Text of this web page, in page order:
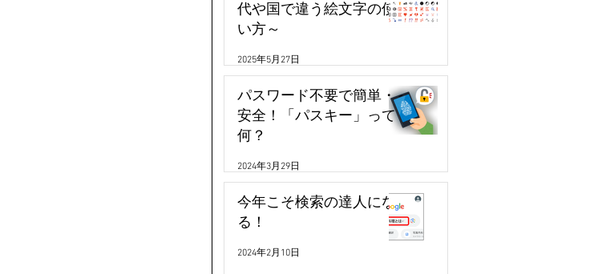
代や国で違う絵文字の使
い方～
2025年5月27日
パスワード不要で簡単・
安全！「パスキー」って
何？
2024年3月29日
今年こそ検索の達人にな
る！
2024年2月10日